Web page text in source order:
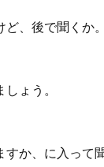
、後で聞くか。
ょう。
すか、に入って